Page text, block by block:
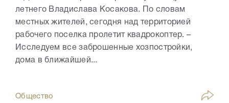
летнего Владислава Косакова. По словам
местных жителей, сегодня над территорией
рабочего поселка пролетит квадрокоптер. –
Исследуем все заброшенные хозпостройки,
дома в ближайшей...
Общество